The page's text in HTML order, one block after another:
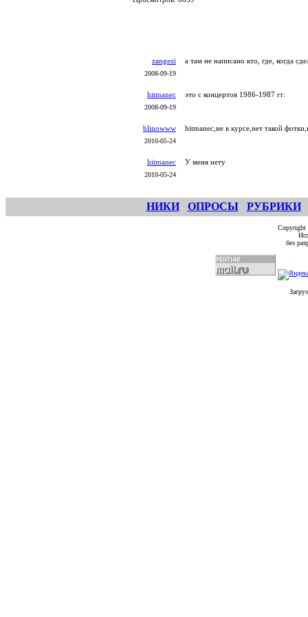
zangezi
2008-09-19
а там не написано кто, где, когда
hitmanec
2008-09-19
это с концертов 1986-1987 гг.
blinowww
2010-05-24
hitmanec,не в курсе,нет такой
hitmanec
2010-05-24
У меня нету
НИКИ ОПРОСЫ РУБРИКИ
без